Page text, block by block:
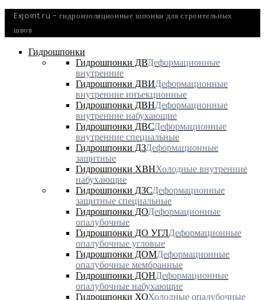
Exjoint.ru - гидроизоляционные шпонки для строительных
швов
Гидрошпонки
Гидрошпонки ДВДеформационные
внутренние
Гидрошпонки ДВИДеформационные
внутренние инъекционные
Гидрошпонки ДВНДеформационные
внутренние набухающие
Гидрошпонки ДВСДеформационные
внутренние специальные
Гидрошпонки ДЗДеформационные
защитные
Гидрошпонки ХВНХолодные внутренние
набухающие
Гидрошпонки ДЗСДеформационные
защитные специальные
Гидрошпонки ДОДеформационные
опалубочные
Гидрошпонки ДО УГЛДеформационные
опалубочные угловые
Гидрошпонки ДОМДеформационные
опалубочные мембранные
Гидрошпонки ДОНДеформационные
опалубочные набухающие
Гидрошпонки ХОХолодные опалубочные